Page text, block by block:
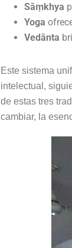
Sāṃkhya
Yoga
Vedānta
Este sistema
intelectual,
de estas tres
cambiar, la